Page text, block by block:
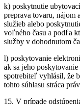
k) poskytnutie
preprava tovaru, nájom
služieb alebo
voľného času a podľa
služby v dohodnutom
l) poskytovanie
ak sa jeho
spotrebiteľ vyhlásil, že
tohto súhlasu stráca
15. V prípade